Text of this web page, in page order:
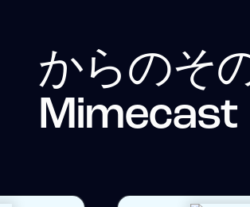
からのそ
Mimecast